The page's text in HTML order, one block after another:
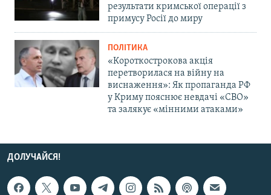
результати кримської операції з
примусу Росії до миру
ПОЛІТИКА
«Короткострокова акція
перетворилася на війну на
виснаження»: Як пропаганда РФ
у Криму пояснює невдачі «СВО»
та залякує «мінними атаками»
ДОЛУЧАЙСЯ!